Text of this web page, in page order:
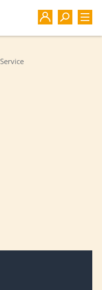
Service